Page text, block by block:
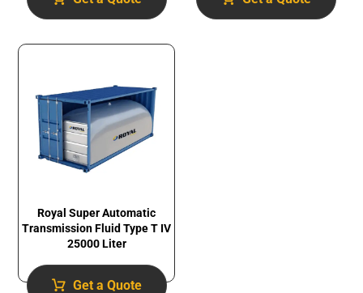
Royal Super Automatic
Transmission Fluid​ Type T IV
25000 Liter
Get a Quote